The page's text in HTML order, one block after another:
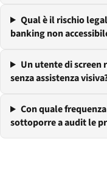
Qual è il rischio
banking non
Un utente di screen
senza assistenza
Con quale
sottoporre a audit le